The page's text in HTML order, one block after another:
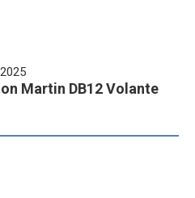
Martin DB12 Volante